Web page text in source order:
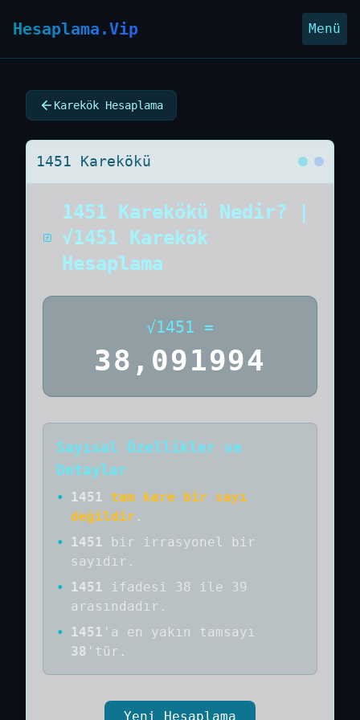
Hesaplama.Vip Menü
Karekök Hesaplama
1451 Karekökü
1451 Karekökü Nedir? |
√1451 Karekök
Hesaplama
√1451 =
38,091994
Sayısal Özellikler ve
Detaylar
• 1451
tam kare bir sayı
değildir .
•
1451 bir
irrasyonel bir
sayıdır .
•
1451
ifadesi 38 ile 39
arasındadır.
•
1451 'a en yakın tamsayı
38 'tür.
Yeni Hesaplama